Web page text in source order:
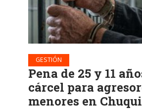
GESTIÓN
Pena de 25 y 11
cárcel para
menores en